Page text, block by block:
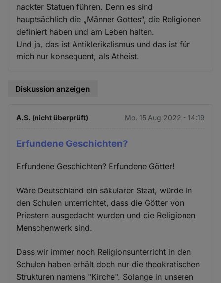
nackter Statuen führen. Denn es sind
hauptsächlich die „Männer Gottes“, die Religionen
definiert haben und am Leben halten.
Und ja, das ist Antiklerikalismus und das ist für
mich nur konsequent, als Atheist.
Diskussion anzeigen
A.S. (nicht überprüft) Mo. 15 Aug 2022 - 14:19
Erfundene Geschichten?
Erfundene Geschichten? Erfundene Götter!
Wäre Deutschland ein säkularer Staat, würde in
den Schulen unterrichtet, dass die Götter von
Priestern ausgedacht wurden und die Religionen
Menschenwerk sind.
Dass wir immer noch Religionsunterricht in den
Schulen haben erhält doch nur die theokratischen
Strukturen namens "Kirche". Solange in unseren